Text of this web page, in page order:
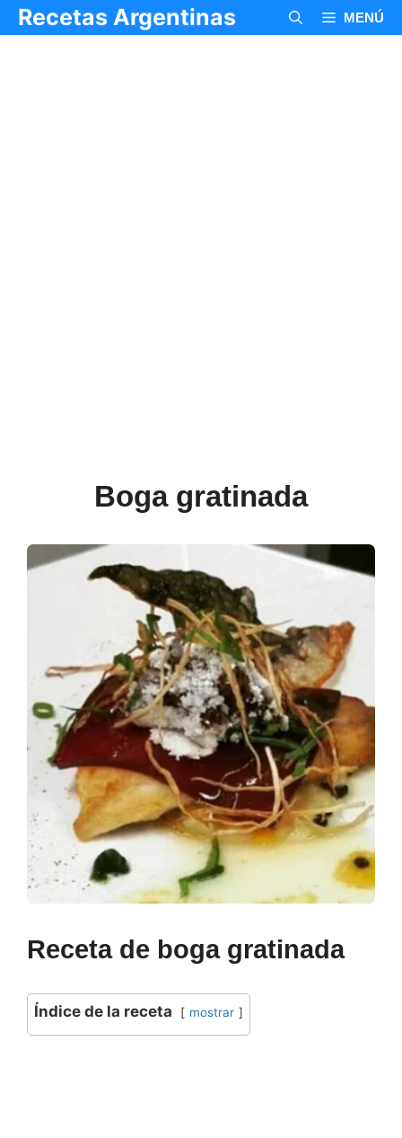
Saltar
al
Recetas Argentinas MENÚ
Boga gratinada
Receta de boga gratinada
Índice de la receta mostrar